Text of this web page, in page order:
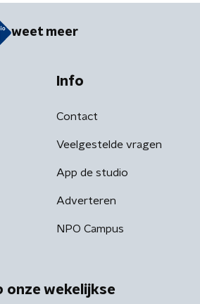
weet meer
Info
Contact
Veelgestelde vragen
App de studio
Adverteren
NPO Campus
onze wekelijkse